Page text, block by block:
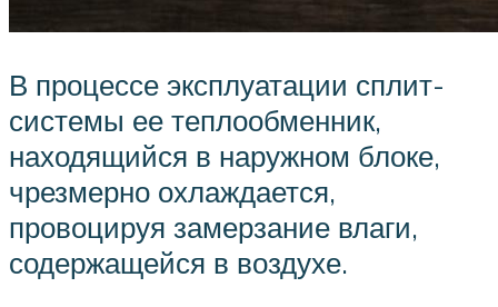
В процессе эксплуатации сплит-
системы ее теплообменник,
находящийся в наружном блоке,
чрезмерно охлаждается,
провоцируя замерзание влаги,
содержащейся в воздухе.